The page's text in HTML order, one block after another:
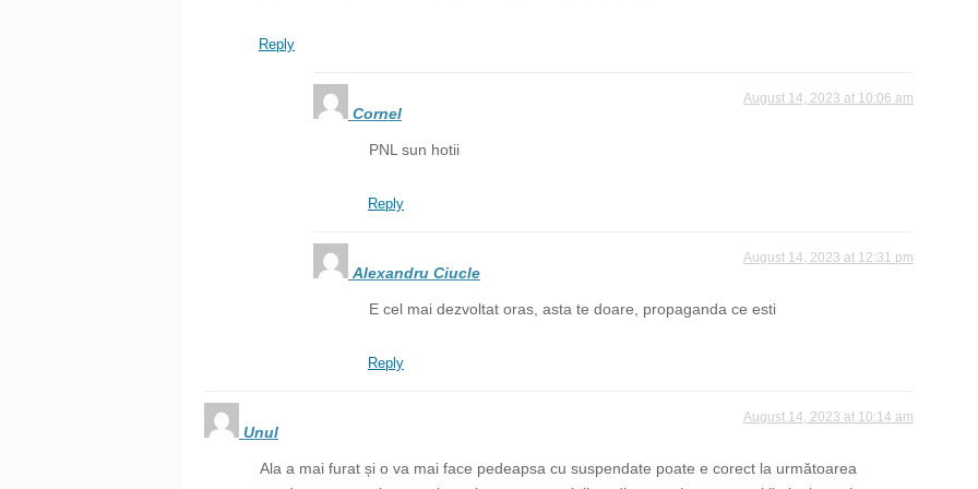
Reply
Cornel
August 14, 2023 at 10:06 am
PNL sun hotii
Reply
Alexandru Ciucle
August 14, 2023 at 12:31 pm
E cel mai dezvoltat oras, asta te doare, propaganda ce esti
Reply
Unul
August 14, 2023 at 10:14 am
Ala a mai furat și o va mai face pedeapsa cu suspendate poate e corect la următoarea